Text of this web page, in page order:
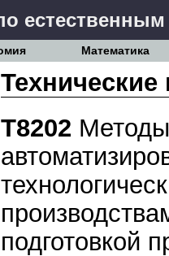
Математика
Технические
Т8202
подготовкой